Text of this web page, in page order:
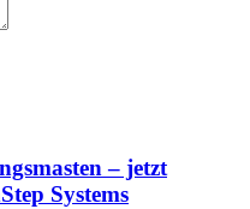
– jetzt
Systems